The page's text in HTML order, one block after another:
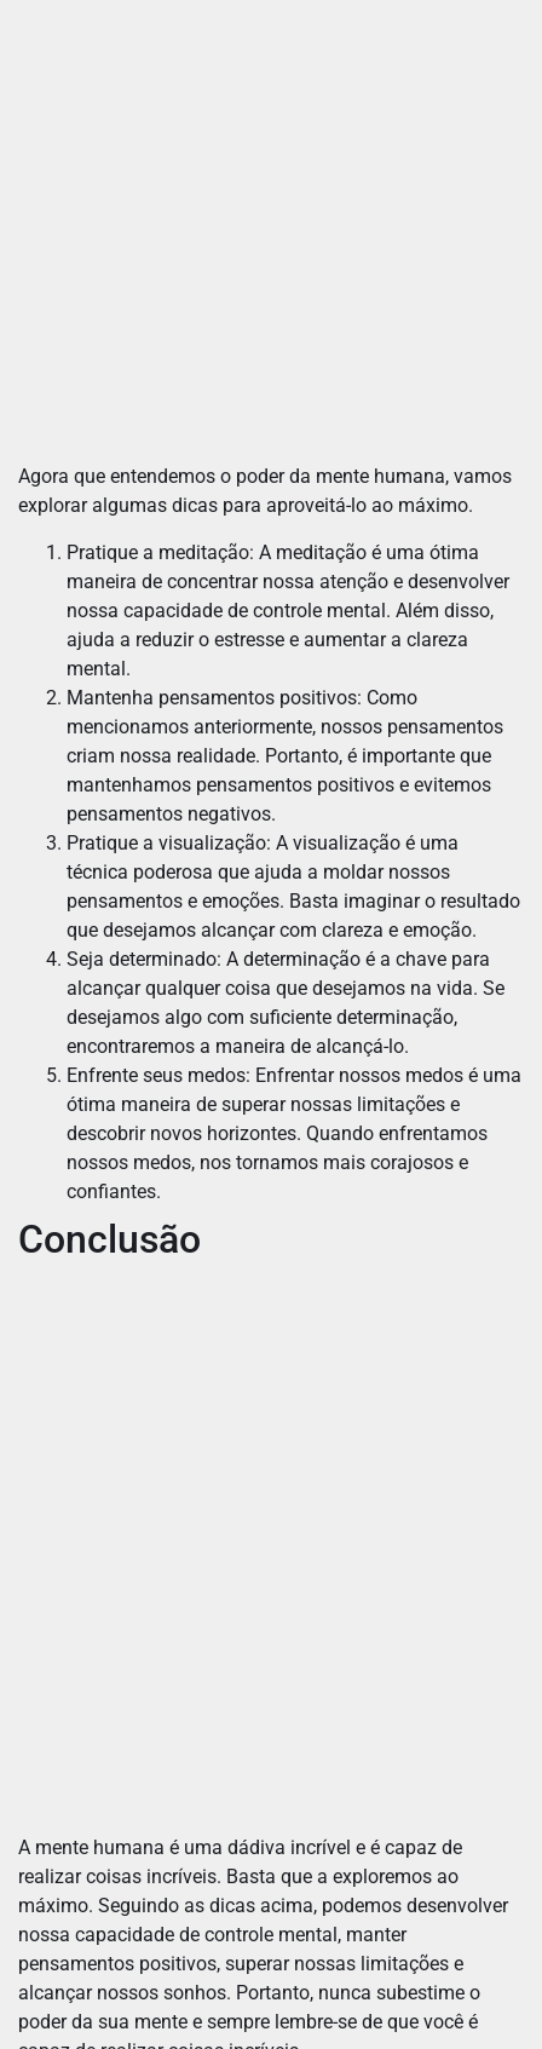
Agora que entendemos o poder da mente humana, vamos
explorar algumas dicas para aproveitá-lo ao máximo.
Pratique a meditação: A meditação é uma ótima
maneira de concentrar nossa atenção e desenvolver
nossa capacidade de controle mental. Além disso,
ajuda a reduzir o estresse e aumentar a clareza
mental.
Mantenha pensamentos positivos: Como
mencionamos anteriormente, nossos pensamentos
criam nossa realidade. Portanto, é importante que
mantenhamos pensamentos positivos e evitemos
pensamentos negativos.
Pratique a visualização: A visualização é uma
técnica poderosa que ajuda a moldar nossos
pensamentos e emoções. Basta imaginar o resultado
que desejamos alcançar com clareza e emoção.
Seja determinado: A determinação é a chave para
alcançar qualquer coisa que desejamos na vida. Se
desejamos algo com suficiente determinação,
encontraremos a maneira de alcançá-lo.
Enfrente seus medos: Enfrentar nossos medos é uma
ótima maneira de superar nossas limitações e
descobrir novos horizontes. Quando enfrentamos
nossos medos, nos tornamos mais corajosos e
confiantes.
Conclusão
A mente humana é uma dádiva incrível e é capaz de
realizar coisas incríveis. Basta que a exploremos ao
máximo. Seguindo as dicas acima, podemos desenvolver
nossa capacidade de controle mental, manter
pensamentos positivos, superar nossas limitações e
alcançar nossos sonhos. Portanto, nunca subestime o
poder da sua mente e sempre lembre-se de que você é